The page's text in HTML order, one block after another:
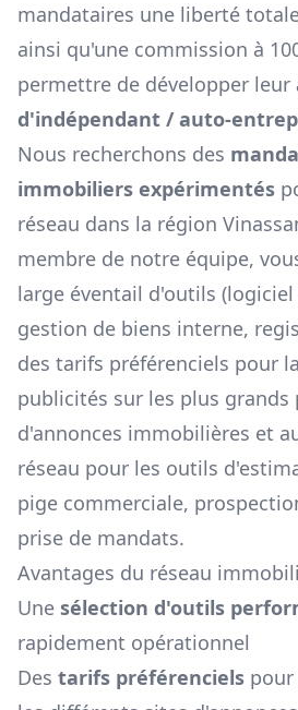
mandataires une liberté
ainsi qu'une commission à
permettre de développer leur
d'indépendant / auto-
Nous recherchons des
immobiliers expérimentés
réseau dans la région
membre de notre équipe,
large éventail d'outils
gestion de biens interne,
des tarifs préférenciels pour
publicités sur les plus grands
d'annonces immobilières et
réseau pour les outils
pige commerciale,
prise de mandats.
Avantages du réseau
Une sélection d'outils
rapidement opérationnel
Des tarifs préférenciels